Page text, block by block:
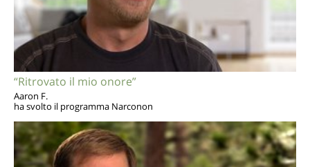
“Ritrovato il mio onore”
Aaron F.
ha svolto il programma Narconon